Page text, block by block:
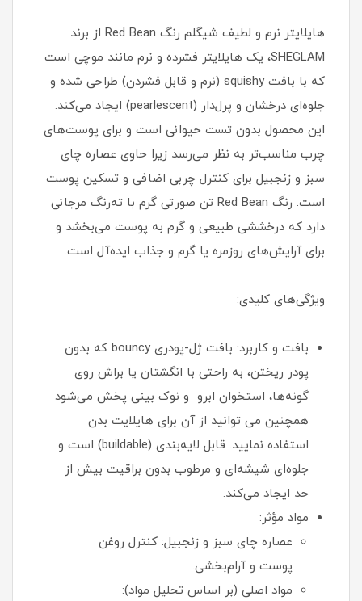
هایلایتر نرم و لطیف شیگلم رنگ Red Bean از برند
SHEGLAM، یک هایلایتر فشرده و نرم مانند موچی است
که با بافت squishy (نرم و قابل فشردن) طراحی شده و
جلوه‌ای درخشان و پرل‌دار (pearlescent) ایجاد می‌کند.
این محصول بدون تست حیوانی است و برای پوست‌های
چرب مناسب‌تر به نظر می‌رسد زیرا حاوی عصاره چای
سبز و زنجبیل برای کنترل چربی اضافی و تسکین پوست
است. رنگ Red Bean تن صورتی گرم با ته‌رنگ مرجانی
دارد که درخششی طبیعی و گرم به پوست می‌بخشد و
برای آرایش‌های روزمره یا گرم و جذاب ایده‌آل است.
ویژگی‌های کلیدی:
بافت و کاربرد: بافت ژل-پودری bouncy که بدون
پودر ریختن، به راحتی با انگشتان یا براش روی
گونه‌ها، استخوان ابرو و نوک بینی پخش می‌شود
همچنین می توانید از آن برای هایلایت بدن
استفاده نمایید. قابل لایه‌بندی (buildable) است و
جلوه‌ای شیشه‌ای و مرطوب بدون براقیت بیش از
حد ایجاد می‌کند.
مواد مؤثر:
عصاره چای سبز و زنجبیل: کنترل روغن
پوست و آرام‌بخشی.
مواد اصلی (بر اساس تحلیل مواد):